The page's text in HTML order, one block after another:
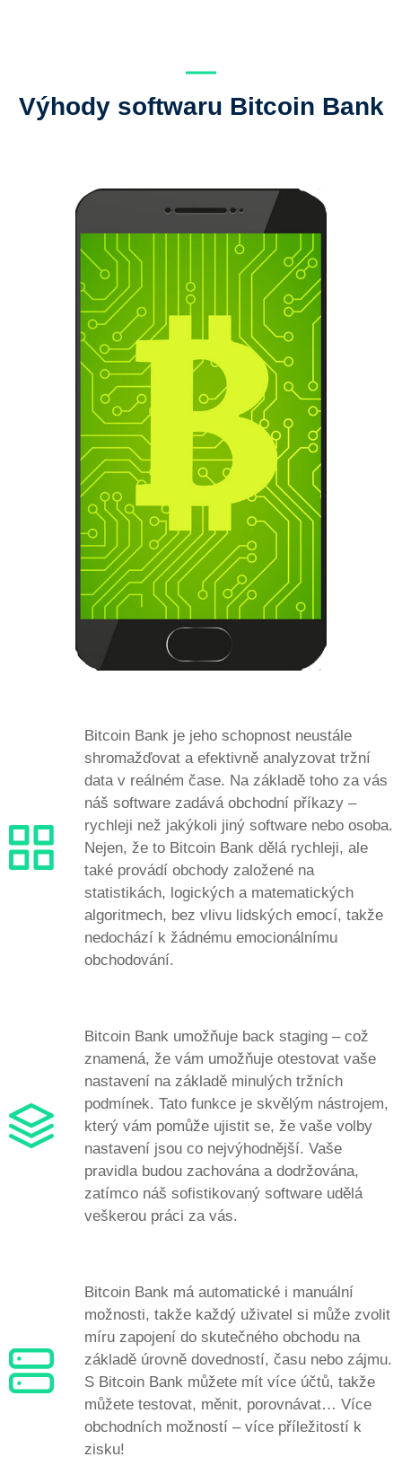
Výhody softwaru Bitcoin Bank
Bitcoin Bank je jeho schopnost neustále
shromažďovat a efektivně analyzovat tržní
data v reálném čase. Na základě toho za vás
náš software zadává obchodní příkazy –
rychleji než jakýkoli jiný software nebo osoba.
Nejen, že to Bitcoin Bank dělá rychleji, ale
také provádí obchody založené na
statistikách, logických a matematických
algoritmech, bez vlivu lidských emocí, takže
nedochází k žádnému emocionálnímu
obchodování.
Bitcoin Bank umožňuje back staging – což
znamená, že vám umožňuje otestovat vaše
nastavení na základě minulých tržních
podmínek. Tato funkce je skvělým nástrojem,
který vám pomůže ujistit se, že vaše volby
nastavení jsou co nejvýhodnější. Vaše
pravidla budou zachována a dodržována,
zatímco náš sofistikovaný software udělá
veškerou práci za vás.
Bitcoin Bank má automatické i manuální
možnosti, takže každý uživatel si může zvolit
míru zapojení do skutečného obchodu na
základě úrovně dovedností, času nebo zájmu.
S Bitcoin Bank můžete mít více účtů, takže
můžete testovat, měnit, porovnávat… Více
obchodních možností – více příležitostí k
zisku!